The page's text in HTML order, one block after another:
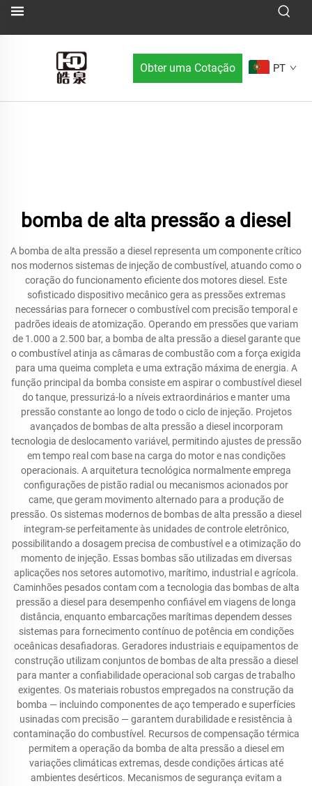
Obter uma Cotação PT
bomba de alta pressão a diesel
A bomba de alta pressão a diesel representa um componente crítico
nos modernos sistemas de injeção de combustível, atuando como o
coração do funcionamento eficiente dos motores diesel. Este
sofisticado dispositivo mecânico gera as pressões extremas
necessárias para fornecer o combustível com precisão temporal e
padrões ideais de atomização. Operando em pressões que variam
de 1.000 a 2.500 bar, a bomba de alta pressão a diesel garante que
o combustível atinja as câmaras de combustão com a força exigida
para uma queima completa e uma extração máxima de energia. A
função principal da bomba consiste em aspirar o combustível diesel
do tanque, pressurizá-lo a níveis extraordinários e manter uma
pressão constante ao longo de todo o ciclo de injeção. Projetos
avançados de bombas de alta pressão a diesel incorporam
tecnologia de deslocamento variável, permitindo ajustes de pressão
em tempo real com base na carga do motor e nas condições
operacionais. A arquitetura tecnológica normalmente emprega
configurações de pistão radial ou mecanismos acionados por
came, que geram movimento alternado para a produção de
pressão. Os sistemas modernos de bombas de alta pressão a diesel
integram-se perfeitamente às unidades de controle eletrônico,
possibilitando a dosagem precisa de combustível e a otimização do
momento de injeção. Essas bombas são utilizadas em diversas
aplicações nos setores automotivo, marítimo, industrial e agrícola.
Caminhões pesados contam com a tecnologia das bombas de alta
pressão a diesel para desempenho confiável em viagens de longa
distância, enquanto embarcações marítimas dependem desses
sistemas para fornecimento contínuo de potência em condições
oceânicas desafiadoras. Geradores industriais e equipamentos de
construção utilizam conjuntos de bombas de alta pressão a diesel
para manter a confiabilidade operacional sob cargas de trabalho
exigentes. Os materiais robustos empregados na construção da
bomba — incluindo componentes de aço temperado e superfícies
usinadas com precisão — garantem durabilidade e resistência à
contaminação do combustível. Recursos de compensação térmica
permitem a operação da bomba de alta pressão a diesel em
variações climáticas extremas, desde condições árticas até
ambientes desérticos. Mecanismos de segurança evitam a